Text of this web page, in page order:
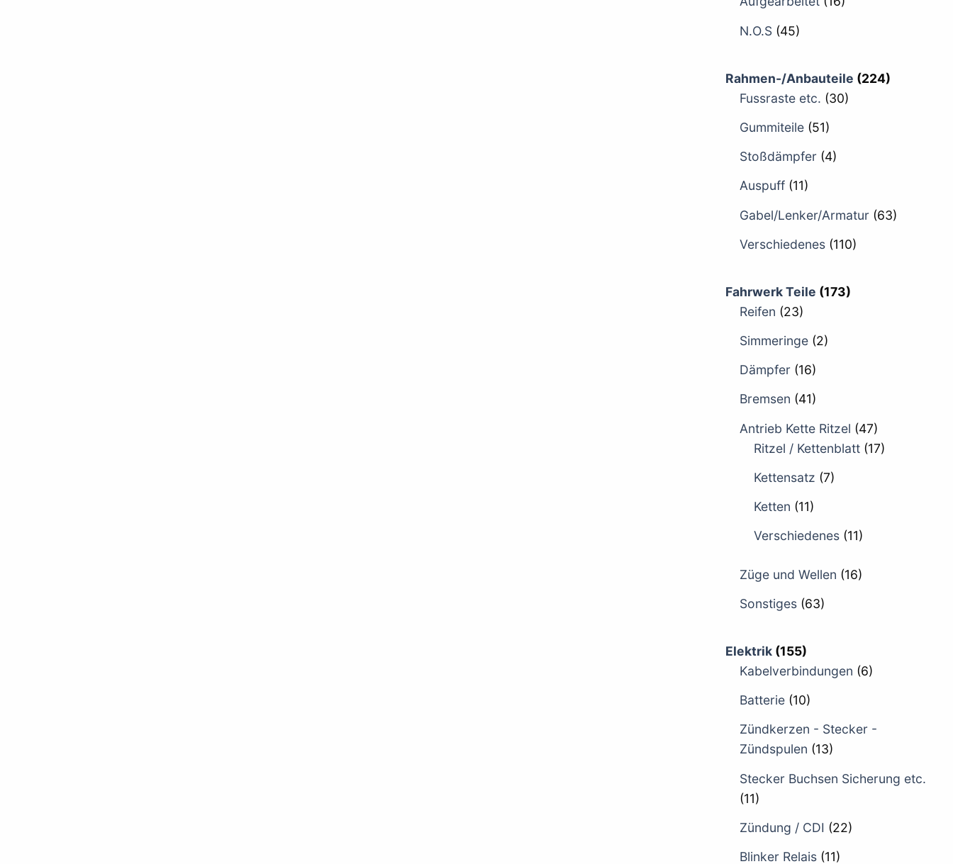
N.O.S (45)
Rahmen-/Anbauteile (224)
Fussraste etc. (30)
Gummiteile (51)
Stoßdämpfer (4)
Auspuff (11)
Gabel/Lenker/Armatur (63)
Verschiedenes (110)
Fahrwerk Teile (173)
Reifen (23)
Simmeringe (2)
Dämpfer (16)
Bremsen (41)
Antrieb Kette Ritzel (47)
Ritzel / Kettenblatt (17)
Kettensatz (7)
Ketten (11)
Verschiedenes (11)
Züge und Wellen (16)
Sonstiges (63)
Elektrik (155)
Kabelverbindungen (6)
Batterie (10)
Zündkerzen - Stecker -
Zündspulen (13)
Stecker Buchsen Sicherung etc.
(11)
Zündung / CDI (22)
Blinker Relais (11)